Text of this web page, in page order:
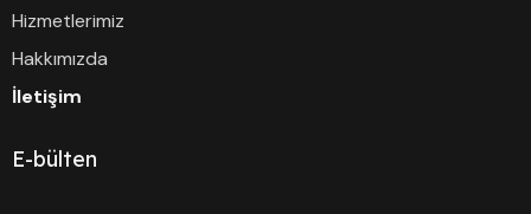
Hizmetlerimiz
Hakkımızda
İletişim
E-bülten